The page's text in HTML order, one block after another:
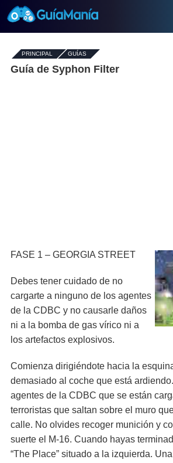
PRINCIPAL - GUÍAS-
Guía de Syphon Filter
FASE 1 – GEORGIA STREET
Debes tener cuidado de no
cargarte a ninguno de los agentes
de la CDBC y no causarle daños
ni a la bomba de gas vírico ni a
los artefactos explosivos.
Comienza dirigiéndote hacia la
demasiado al coche que está
agentes de la CDBC que se están
terroristas que saltan sobre el muro
calle. No olvides recoger munición y
suerte el M-16. Cuando hayas
“The Place” situado a la izquierda.